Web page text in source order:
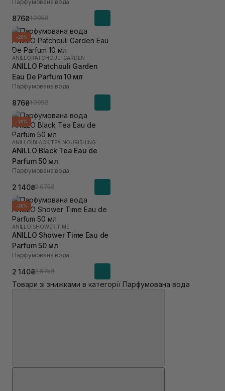
Парфумована вода
876₴1 095₴
-20%
ANILLO PATCHOULI GARDEN
ANILLO Patchouli Garden
Eau De Parfum 10 мл
Парфумована вода
876₴1 095₴
-20%
ANILLO BLACK TEA NOURISHING
ANILLO Black Tea Eau de
Parfum 50 мл
Парфумована вода
2 140₴2 675₴
-20%
ANILLO SHOWER TIME
ANILLO Shower Time Eau de
Parfum 50 мл
Парфумована вода
2 140₴2 675₴
Товари зі знижками в категорії Парфумована вода